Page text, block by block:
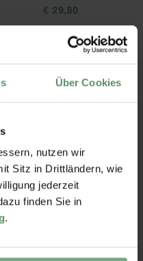
Über Cookies
nutzen wir
Sitz in Drittländern, wie
jederzeit
finden Sie in
.
€ 29,80
Zink-Quartett Kapseln
19,80